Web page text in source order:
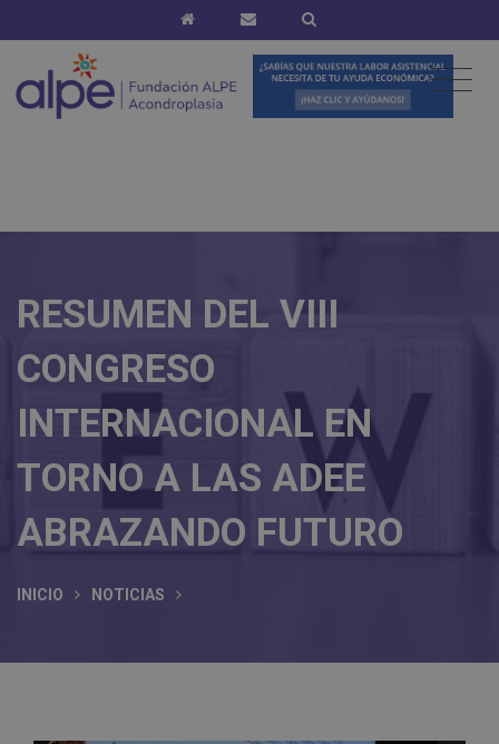
RESUMEN DEL VIII
CONGRESO
INTERNACIONAL EN
TORNO A LAS ADEE
ABRAZANDO FUTURO
INICIO NOTICIAS